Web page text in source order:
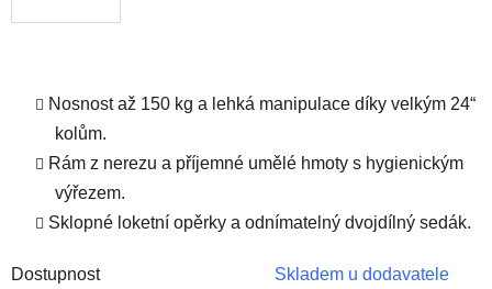
Nosnost až 150 kg a lehká manipulace díky velkým 24“
kolům.
Rám z nerezu a příjemné umělé hmoty s hygienickým
výřezem.
Sklopné loketní opěrky a odnímatelný dvojdílný sedák.
Dostupnost
Skladem u dodavatele